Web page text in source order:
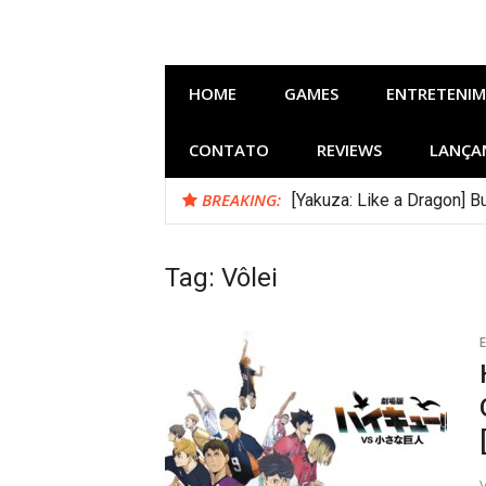
HOME
GAMES
CONTATO REVIEWS
BREAKING: [Yakuza: Like a Dragon]
Tag: Vôlei